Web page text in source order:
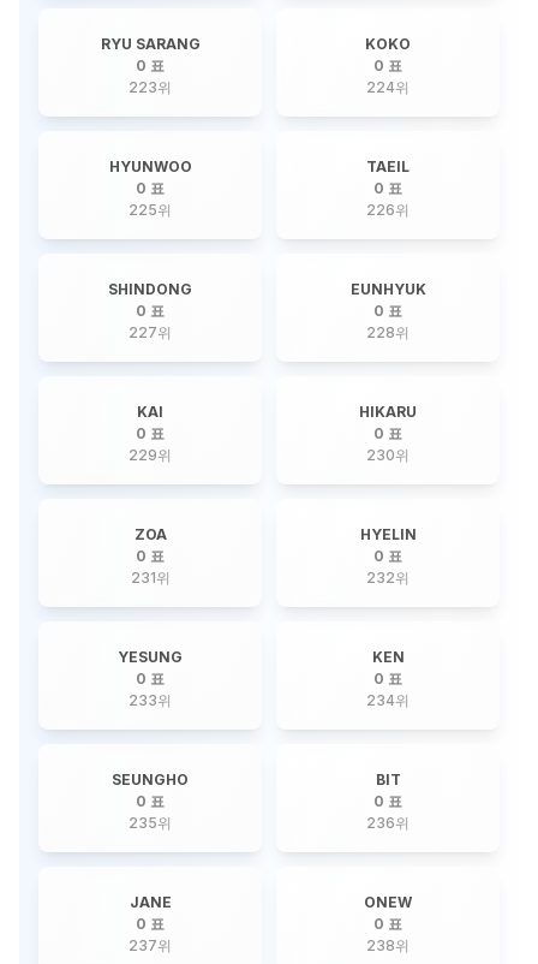
RYU SARANG
0 표
223위
KOKO
0 표
224위
HYUNWOO
0 표
225위
TAEIL
0 표
226위
SHINDONG
0 표
227위
EUNHYUK
0 표
228위
KAI
0 표
229위
HIKARU
0 표
230위
ZOA
0 표
231위
HYELIN
0 표
232위
YESUNG
0 표
233위
KEN
0 표
234위
SEUNGHO
0 표
235위
BIT
0 표
236위
JANE
0 표
237위
ONEW
0 표
238위